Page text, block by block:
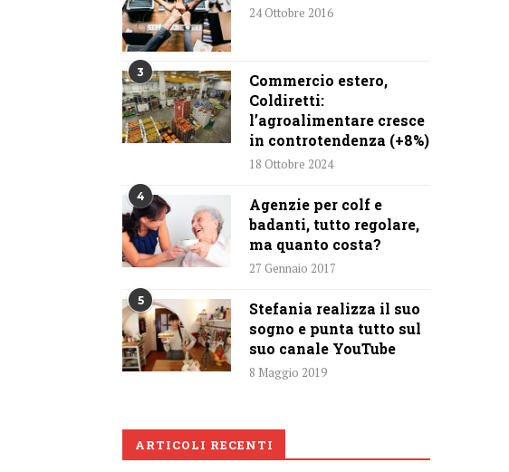
24 Ottobre 2016
3
Commercio estero,
Coldiretti:
l’agroalimentare cresce
in controtendenza (+8%)
18 Ottobre 2024
4
Agenzie per colf e
badanti, tutto regolare,
ma quanto costa?
27 Gennaio 2017
5
Stefania realizza il suo
sogno e punta tutto sul
suo canale YouTube
8 Maggio 2019
ARTICOLI RECENTI